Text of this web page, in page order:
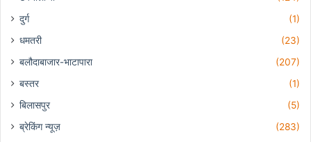
दुर्ग
(1)
धमतरी
(23)
बलौदाबाजार-भाटापारा
(207)
बस्तर
(1)
बिलासपुर
(5)
ब्रेकिंग न्यूज़
(283)